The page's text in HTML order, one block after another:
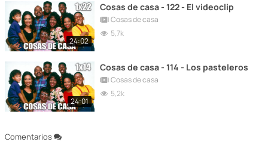
Comentarios
24:02
Cosas de casa - 122 - El videoclip
Cosas de casa
5,7k
24:01
Cosas de casa - 114 - Los pasteleros
Cosas de casa
5,2k